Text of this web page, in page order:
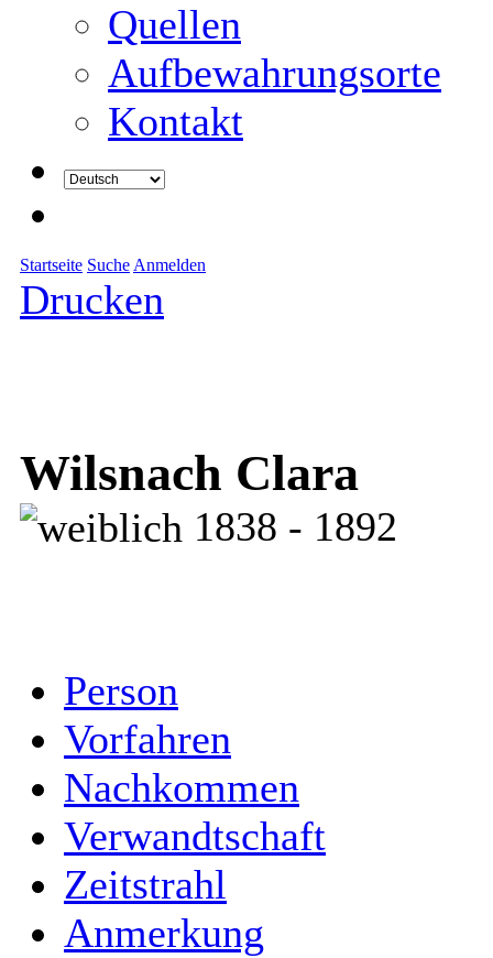
Quellen
Aufbewahrungsorte
Kontakt
Startseite Suche Anmelden
Drucken
Wilsnach Clara
1838 - 1892
Person
Vorfahren
Nachkommen
Verwandtschaft
Zeitstrahl
Anmerkung